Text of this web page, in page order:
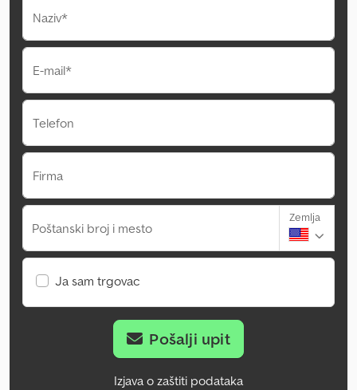
Naziv*
E-mail*
Telefon
Firma
Poštanski broj i mesto
Zemlja
Ja sam trgovac
Pošalji upit
Izjava o zaštiti podataka